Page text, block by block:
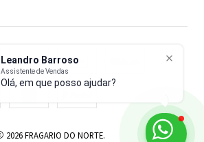
Leandro Barroso
Assistente de Vendas
Olá, em que posso ajudar?
2026 FRAGARIO DO NORTE.